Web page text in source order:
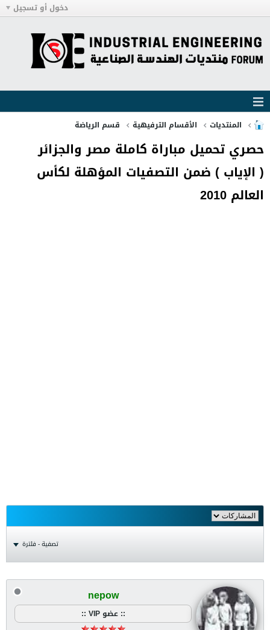
دخول أو تسجيل
المنتديات الأقسام الترفيهية قسم الرياضة
حصري تحميل مباراة كاملة مصر والجزائر
( الإياب ) ضمن التصفيات المؤهلة لكأس
العالم 2010
تصفية - فلترة
nepow
:: عضو VIP ::